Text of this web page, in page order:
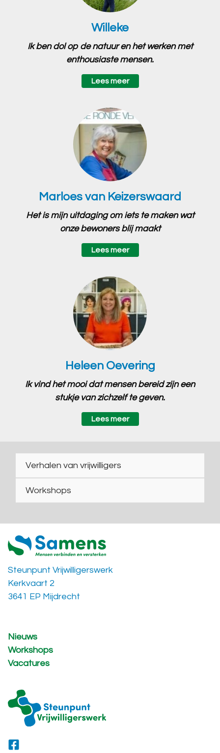
Willeke
Ik ben dol op de natuur en het werken met
enthousiaste mensen.
Lees meer
Marloes van Keizerswaard
Het is mijn uitdaging om iets te maken wat
onze bewoners blij maakt
Lees meer
Heleen Oevering
Ik vind het mooi dat mensen bereid zijn een
stukje van zichzelf te geven.
Lees meer
Verhalen van vrijwilligers
Workshops
Steunpunt Vrijwilligerswerk
Kerkvaart 2
3641 EP Mijdrecht
Nieuws
Workshops
Vacatures